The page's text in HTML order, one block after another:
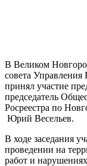
В Великом
совета Управления
принял участие
председатель
Росреестра по
Юрий Весельев.
В ходе заседания
проведении на
работ и нарушениях